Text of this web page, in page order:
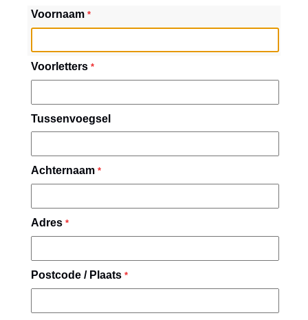
Voornaam *
Voorletters *
Tussenvoegsel
Achternaam *
Adres *
Postcode / Plaats *